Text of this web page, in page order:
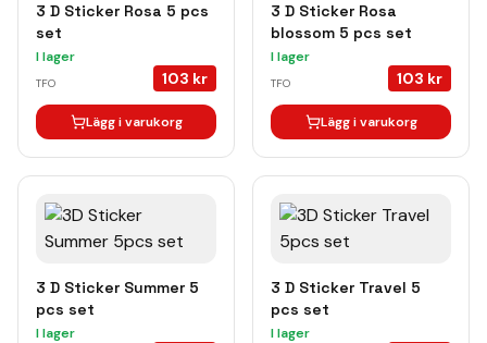
3 D Sticker Rosa 5 pcs
set
I lager
TFO 103 kr
Lägg i varukorg
3 D Sticker Rosa
blossom 5 pcs set
I lager
TFO 103 kr
Lägg i varukorg
3 D Sticker Summer 5
pcs set
I lager
3 D Sticker Travel 5
pcs set
I lager